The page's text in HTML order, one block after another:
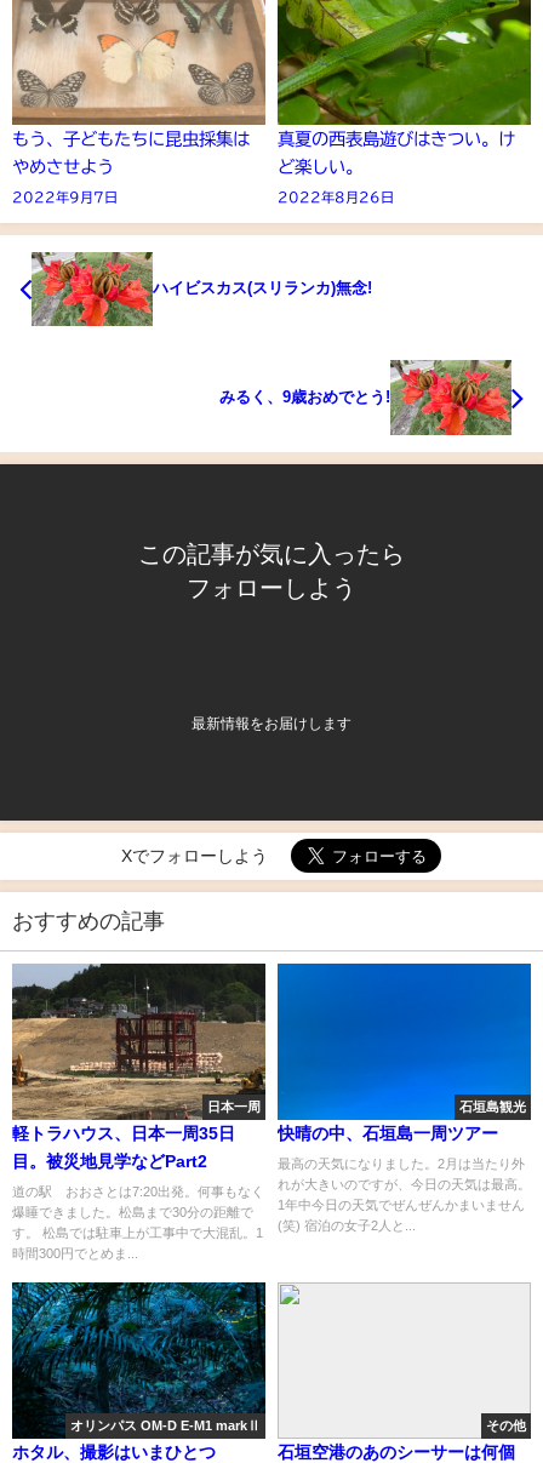
もう、子どもたちに昆虫採集は
やめさせよう
2022年9月7日
真夏の西表島遊びはきつい。け
ど楽しい。
2022年8月26日
ハイビスカス(スリランカ)無念!
みるく、9歳おめでとう!
この記事が気に入ったら
フォローしよう
最新情報をお届けします
Xでフォローしよう
おすすめの記事
日本一周
軽トラハウス、日本一周35日
目。被災地見学などPart2
道の駅 おおさとは7:20出発。何事もなく
爆睡できました。松島まで30分の距離で
す。 松島では駐車上が工事中で大混乱。1
時間300円でとめま...
石垣島観光
快晴の中、石垣島一周ツアー
最高の天気になりました。2月は当たり外
れが大きいのですが、今日の天気は最高。
1年中今日の天気でぜんぜんかまいません
(笑) 宿泊の女子2人と...
オリンパス OM-D E-M1 markⅡ
ホタル、撮影はいまひとつ
その他
石垣空港のあのシーサーは何個